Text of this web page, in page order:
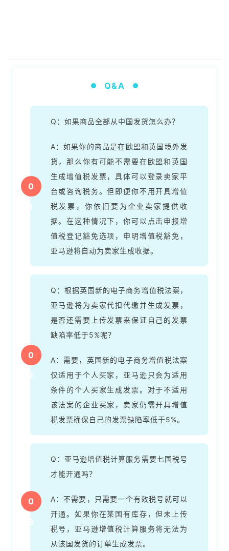
Q&A
0
1
Q：如果商品全部从中国发货怎么办？
A：如果你的商品是在欧盟和英国境外发
货，那么你有可能不需要在欧盟和英国
生成增值税发票，具体可以登录卖家平
台或咨询税务。但即便你不用开具增值
税发票，你依旧要为企业卖家提供收
据。在这种情况下，你可以点击申报增
值税登记豁免选项，申明增值税豁免，
亚马逊将自动为卖家生成收据。
0
2
Q：根据英国新的电子商务增值税法案，
亚马逊将为卖家代扣代缴并生成发票，
是否还需要上传发票来保证自己的发票
缺陷率低于5%呢？
A：需要，英国新的电子商务增值税法案
仅适用于个人买家，亚马逊只会为适用
条件的个人买家生成发票。对于不适用
该法案的企业买家，卖家仍需开具增值
税发票确保自己的发票缺陷率低于5%。
0
3
Q：亚马逊增值税计算服务需要七国税号
才能开通吗？
A：不需要，只需要一个有效税号就可以
开通。如果你在某国有库存，但未上传
税号，亚马逊增值税计算服务将无法为
从该国发货的订单生成发票。